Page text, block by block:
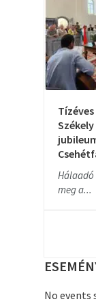
Hálaadó
meg a...
No events